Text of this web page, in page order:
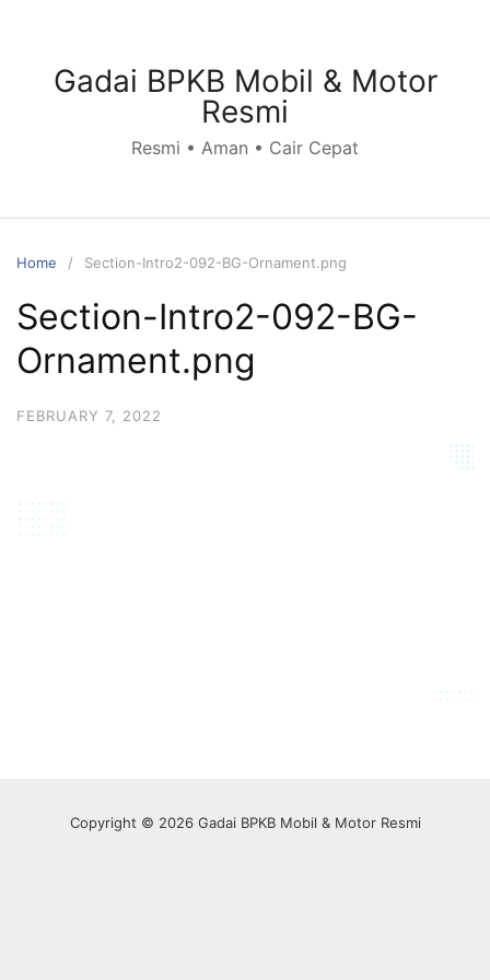
contentGadai BPKB Mobil & Motor
Resmi
Resmi • Aman • Cair Cepat
Home Section-Intro2-092-BG-Ornament.png
Section-Intro2-092-BG-
Ornament.png
FEBRUARY 7, 2022
Copyright © 2026 Gadai BPKB Mobil & Motor Resmi